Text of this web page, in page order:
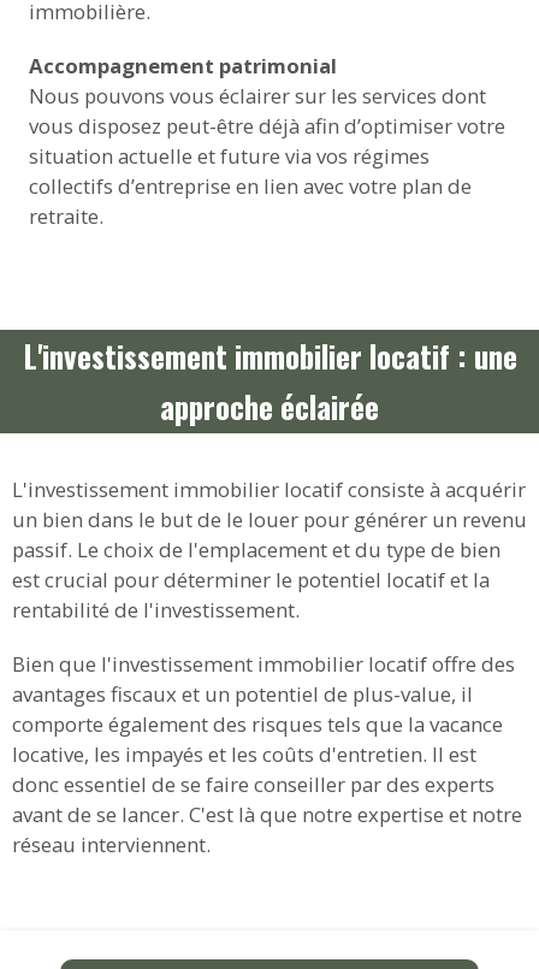
immobilière.
Accompagnement patrimonial
Nous pouvons vous éclairer sur les services dont
vous disposez peut-être déjà afin d’optimiser votre
situation actuelle et future via vos régimes
collectifs d’entreprise en lien avec votre plan de
retraite.
L'investissement immobilier locatif : une
approche éclairée
L'investissement immobilier locatif consiste à acquérir
un bien dans le but de le louer pour générer un revenu
passif. Le choix de l'emplacement et du type de bien
est crucial pour déterminer le potentiel locatif et la
rentabilité de l'investissement.
Bien que l'investissement immobilier locatif offre des
avantages fiscaux et un potentiel de plus-value, il
comporte également des risques tels que la vacance
locative, les impayés et les coûts d'entretien. Il est
donc essentiel de se faire conseiller par des experts
avant de se lancer. C'est là que notre expertise et notre
réseau interviennent.